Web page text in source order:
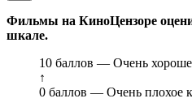
Фильмы на КиноЦензоре
шкале.
10 баллов — Очень
↑
0 баллов — Очень плохое